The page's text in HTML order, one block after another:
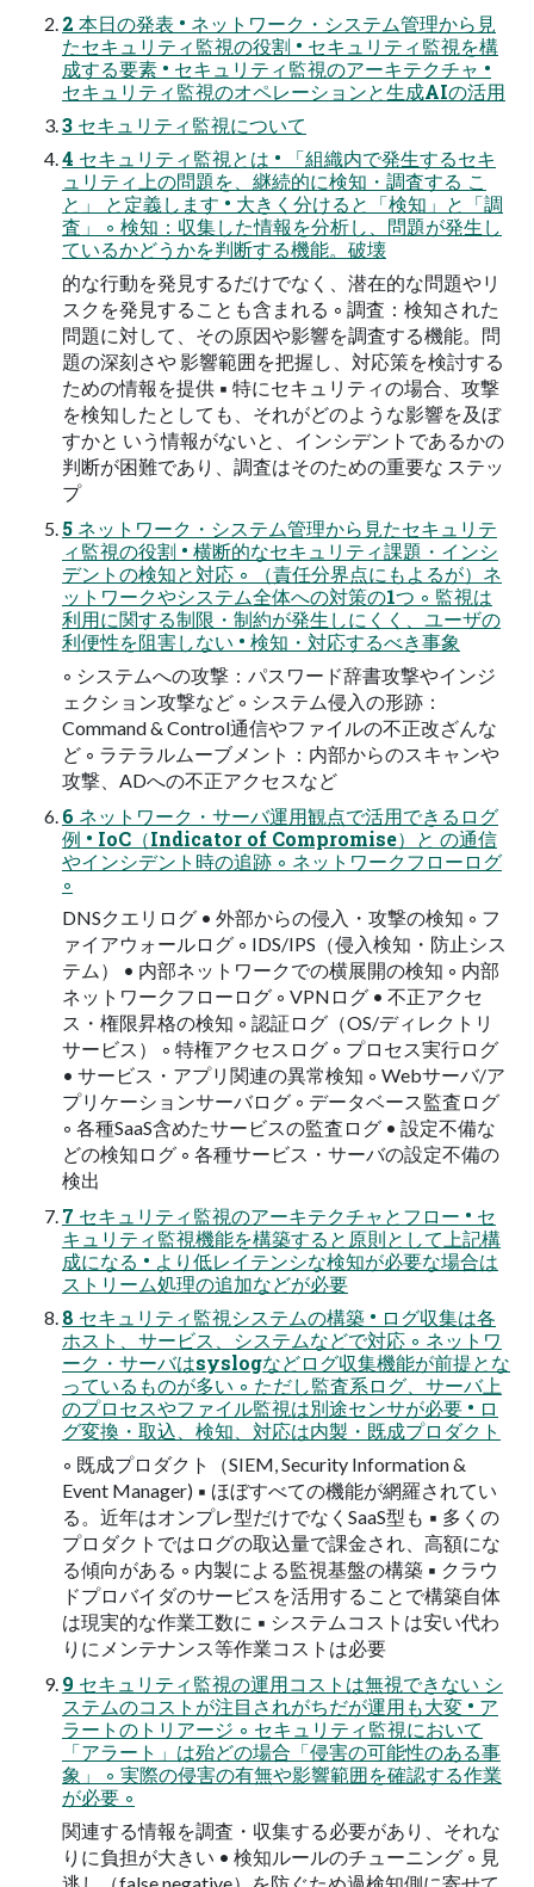
2 本日の発表 • ネットワーク・システム管理から見
たセキュリティ監視の役割 • セキュリティ監視を構
成する要素 • セキュリティ監視のアーキテクチャ •
セキュリティ監視のオペレーションと生成AIの活用
3 セキュリティ監視について
4 セキュリティ監視とは • 「組織内で発生するセキ
ュリティ上の問題を、継続的に検知・調査する こ
と」 と定義します • 大きく分けると「検知」と「調
査」 ◦ 検知：収集した情報を分析し、問題が発生し
ているかどうかを判断する機能。破壊
的な行動を発見するだけでなく、潜在的な問題やリ
スクを発見することも含まれる ◦ 調査：検知された
問題に対して、その原因や影響を調査する機能。問
題の深刻さや 影響範囲を把握し、対応策を検討する
ための情報を提供 ▪ 特にセキュリティの場合、攻撃
を検知したとしても、それがどのような影響を及ぼ
すかと いう情報がないと、インシデントであるかの
判断が困難であり、調査はそのための重要な ステッ
プ
5 ネットワーク・システム管理から見たセキュリテ
ィ監視の役割 • 横断的なセキュリティ課題・インシ
デントの検知と対応 ◦ （責任分界点にもよるが）ネ
ットワークやシステム全体への対策の1つ ◦ 監視は
利用に関する制限・制約が発生しにくく、ユーザの
利便性を阻害しない • 検知・対応するべき事象
◦ システムへの攻撃：パスワード辞書攻撃やインジ
ェクション攻撃など ◦ システム侵入の形跡：
Command & Control通信やファイルの不正改ざんな
ど ◦ ラテラルムーブメント：内部からのスキャンや
攻撃、ADへの不正アクセスなど
6 ネットワーク・サーバ運用観点で活用できるログ
例 • IoC（Indicator of Compromise）と の通信
やインシデント時の追跡 ◦ ネットワークフローログ
◦
DNSクエリログ • 外部からの侵入・攻撃の検知 ◦ フ
ァイアウォールログ ◦ IDS/IPS（侵入検知・防止シス
テム） • 内部ネットワークでの横展開の検知 ◦ 内部
ネットワークフローログ ◦ VPNログ • 不正アクセ
ス・権限昇格の検知 ◦ 認証ログ（OS/ディレクトリ
サービス） ◦ 特権アクセスログ ◦ プロセス実行ログ
• サービス・アプリ関連の異常検知 ◦ Webサーバ/ア
プリケーションサーバログ ◦ データベース監査ログ
◦ 各種SaaS含めたサービスの監査ログ • 設定不備な
どの検知ログ ◦ 各種サービス・サーバの設定不備の
検出
7 セキュリティ監視のアーキテクチャとフロー • セ
キュリティ監視機能を構築すると原則として上記構
成になる • より低レイテンシな検知が必要な場合は
ストリーム処理の追加などが必要
8 セキュリティ監視システムの構築 • ログ収集は各
ホスト、サービス、システムなどで対応 ◦ ネットワ
ーク・サーバはsyslogなどログ収集機能が前提とな
っているものが多い ◦ ただし監査系ログ、サーバ上
のプロセスやファイル監視は別途センサが必要 • ロ
グ変換・取込、検知、対応は内製・既成プロダクト
◦ 既成プロダクト（SIEM, Security Information &
Event Manager) ▪ ほぼすべての機能が網羅されてい
る。近年はオンプレ型だけでなくSaaS型も ▪ 多くの
プロダクトではログの取込量で課金され、高額にな
る傾向がある ◦ 内製による監視基盤の構築 ▪ クラウ
ドプロバイダのサービスを活用することで構築自体
は現実的な作業工数に ▪ システムコストは安い代わ
りにメンテナンス等作業コストは必要
9 セキュリティ監視の運用コストは無視できない シ
ステムのコストが注目されがちだが運用も大変 • ア
ラートのトリアージ ◦ セキュリティ監視において
「アラート」は殆どの場合「侵害の可能性のある事
象」 ◦ 実際の侵害の有無や影響範囲を確認する作業
が必要 ◦
関連する情報を調査・収集する必要があり、それな
りに負担が大きい • 検知ルールのチューニング ◦ 見